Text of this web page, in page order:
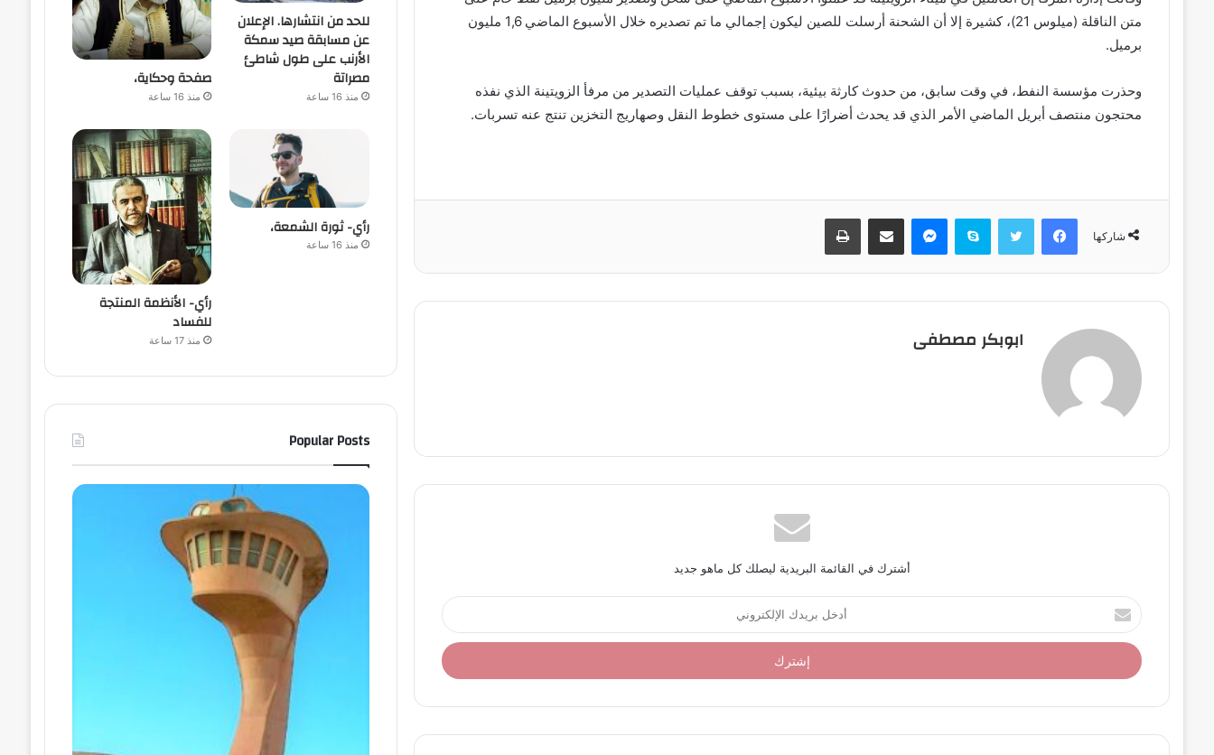
متن الناقلة (ميلوس 21)، كشيرة إلا أن الشحنة أرسلت للصين ليكون إجمالي ما تم تصديره خلال الأسبوع الماضي 1,6 مليون
برميل.
وحذرت مؤسسة النفط، في وقت سابق، من حدوث كارثة بيئية، بسبب توقف عمليات التصدير من مرفأ الزويتينة الذي نفذه
محتجون منتصف أبريل الماضي الأمر الذي قد يحدث أضرارًا على مستوى خطوط النقل وصهاريج التخزين تنتج عنه تسربات.
شاركها
فيسبوك تويتر سكايب ماسنجر مشاركة عبر البريد طباعة
ابوبكر مصطفى
أشترك في القائمة البريدية ليصلك كل ماهو جديد
أ
د
خ
ل
د
للحد من انتشارها. الإعلان
عن مسابقة صيد سمكة
الأرنب على طول شاطئ
مصراتة
منذ 16 ساعة
صفحة وحكاية،
منذ 16 ساعة
رأي- ثورة الشمعة،
منذ 16 ساعة
رأي- الأنظمة المنتجة
للفساد
منذ 17 ساعة
Popular Posts